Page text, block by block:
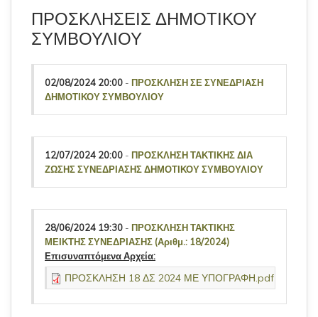
ΠΡΟΣΚΛΗΣΕΙΣ ΔΗΜΟΤΙΚΟΥ
ΣΥΜΒΟΥΛΙΟΥ
02/08/2024 20:00 - ΠΡΟΣΚΛΗΣΗ ΣΕ ΣΥΝΕΔΡΙΑΣΗ
ΔΗΜΟΤΙΚΟΥ ΣΥΜΒΟΥΛΙΟΥ
12/07/2024 20:00 - ΠΡΟΣΚΛΗΣΗ ΤΑΚΤΙΚΗΣ ΔΙΑ
ΖΩΣΗΣ ΣΥΝΕΔΡΙΑΣΗΣ ΔΗΜΟΤΙΚΟΥ ΣΥΜΒΟΥΛΙΟΥ
28/06/2024 19:30 - ΠΡΟΣΚΛΗΣΗ ΤΑΚΤΙΚΗΣ
ΜΕΙΚΤΗΣ ΣΥΝΕΔΡΙΑΣΗΣ (Αριθμ.: 18/2024)
Επισυναπτόμενα Αρχεία:
ΠΡΟΣΚΛΗΣΗ 18 ΔΣ 2024 ΜΕ ΥΠΟΓΡΑΦΗ.pdf